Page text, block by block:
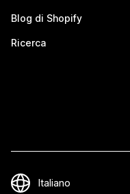
Blog di Shopify
Ricerca